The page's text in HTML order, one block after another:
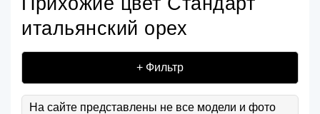
итальянский орех
+ Фильтр
На сайте представлены не все модели и фото